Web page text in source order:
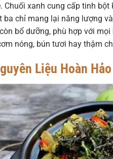
Chuối xanh cung cấp tinh
ba chỉ mang lại năng lượng
bổ dưỡng, phù hợp với
nóng, bún tươi hay thậm
Liệu Hoàn